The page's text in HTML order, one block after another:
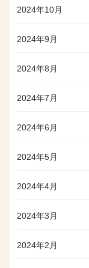
2024年10月
2024年9月
2024年8月
2024年7月
2024年6月
2024年5月
2024年4月
2024年3月
2024年2月